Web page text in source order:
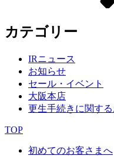
カテゴリー
IRニュース
お知らせ
セール・イベント
大阪本店
更生手続きに関す
TOP
初めてのお客さまへ